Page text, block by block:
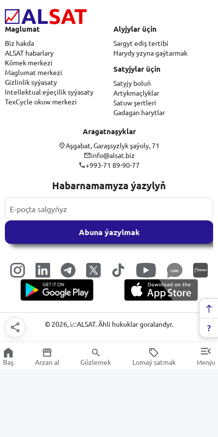
Maglumat
Biz hakda
ALSAT habarlary
Kömek merkezi
Maglumat merkezi
Gizlinlik syýasaty
Intellektual eýeçilik syýasaty
TexCycle okuw merkezi
Alyjylar üçin
Sargyt ediş tertibi
Harydy yzyna gaýtarmak
Satyjylar üçin
Satyjy boluň
Artykmaçlyklar
Satuw şertleri
Gadagan harytlar
Aragatnaşyklar
Aşgabat, Garaşsyzlyk şaýoly, 71
info@alsat.biz
+993-71 89-90-77
Habarnamamyza ýazylyň
Abuna ýazylmak
LINK
© 2026, 📈ALSAT. Ähli hukuklar goralandyr.
Baş Arzan al Gözlemek Lomaý satmak Menýu